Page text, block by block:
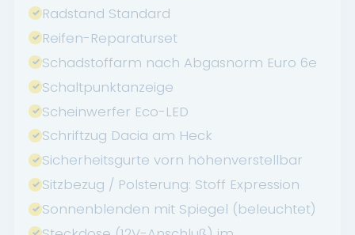
Radstand Standard
Reifen-Reparaturset
Schadstoffarm nach Abgasnorm Euro 6e
Schaltpunktanzeige
Scheinwerfer Eco-LED
Schriftzug Dacia am Heck
Sicherheitsgurte vorn höhenverstellbar
Sitzbezug / Polsterung: Stoff Expression
Sonnenblenden mit Spiegel (beleuchtet)